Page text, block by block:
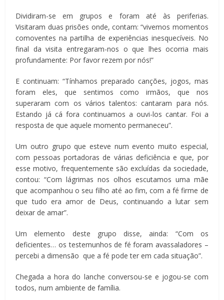
Dividiram-se em grupos e foram até às periferias.
Visitaram duas prisões onde, contam: “vivemos momentos
comoventes na partilha de experiências inesquecíveis. No
final da visita entregaram-nos o que lhes ocorria mais
profundamente: Por favor rezem por nós!”
E continuam: “Tínhamos preparado canções, jogos, mas
foram eles, que sentimos como irmãos, que nos
superaram com os vários talentos: cantaram para nós.
Estando já cá fora continuamos a ouvi-los cantar. Foi a
resposta de que aquele momento permaneceu”.
Um outro grupo que esteve num evento muito especial,
com pessoas portadoras de várias deficiência e que, por
esse motivo, frequentemente são excluídas da sociedade,
contou: “Com lágrimas nos olhos escutamos uma mãe
que acompanhou o seu filho até ao fim, com a fé firme de
que tudo era amor de Deus, continuando a lutar sem
deixar de amar”.
Um elemento deste grupo disse, ainda: “Com os
deficientes… os testemunhos de fé foram avassaladores –
percebi a dimensão que a fé pode ter em cada situação”.
Chegada a hora do lanche conversou-se e jogou-se com
todos, num ambiente de família.